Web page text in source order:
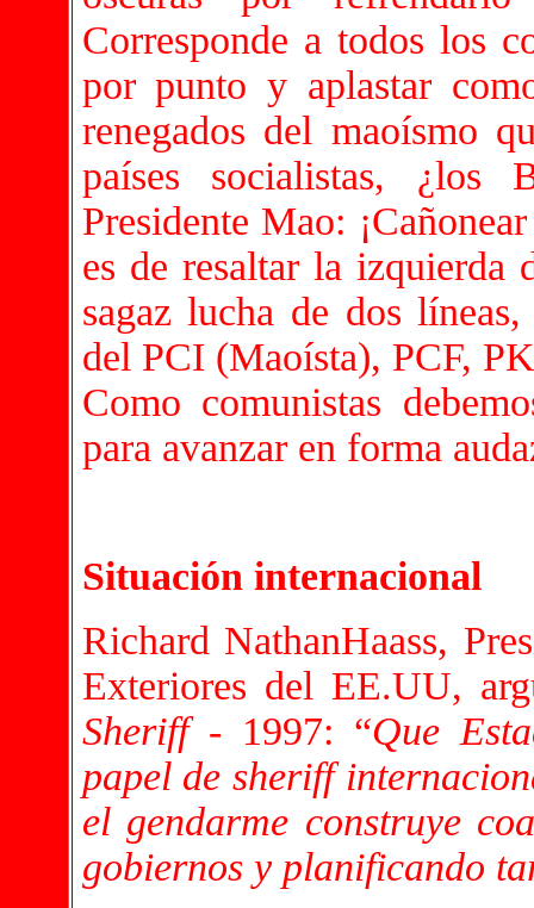
Corresponde a todos los
por punto y aplastar
renegados del maoísmo
países socialistas, ¿los
Presidente Mao:
es de resaltar la
sagaz lucha de dos
del PCI (Maoísta), PCF,
Como comunistas
para avanzar en forma
Situación internacional
Richard NathanHaass,
Exteriores del EE.UU,
Sheriff- 1997: “Que
papel de sheriff
el gendarme construye
gobiernos y planificando